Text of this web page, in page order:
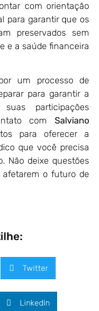
com orientação
para garantir que os
preservados sem
e a saúde financeira
um processo de
para garantir a
participações
com Salviano
para oferecer a
que você precisa
Não deixe questões
afetarem o futuro de
Twitter
LinkedIn